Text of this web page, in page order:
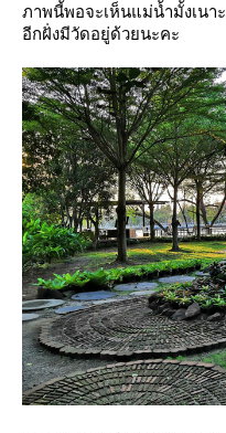
ภาพนี้พอจะเห็นแม่น้ำมั้งเนาะ
อีกฝั่งมีวัดอยู่ด้วยนะคะ